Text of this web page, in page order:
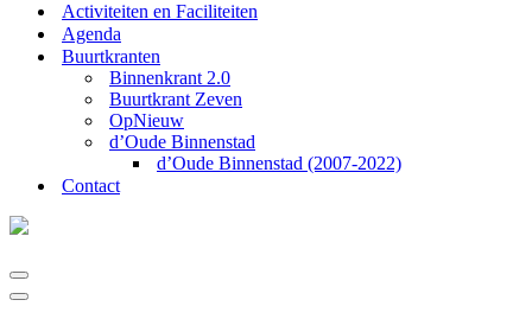
Activiteiten en Faciliteiten
Agenda
Buurtkranten
Binnenkrant 2.0
Buurtkrant Zeven
OpNieuw
d’Oude Binnenstad
d’Oude Binnenstad (2007-2022)
Contact
Navigatie
Menu
Navigatie